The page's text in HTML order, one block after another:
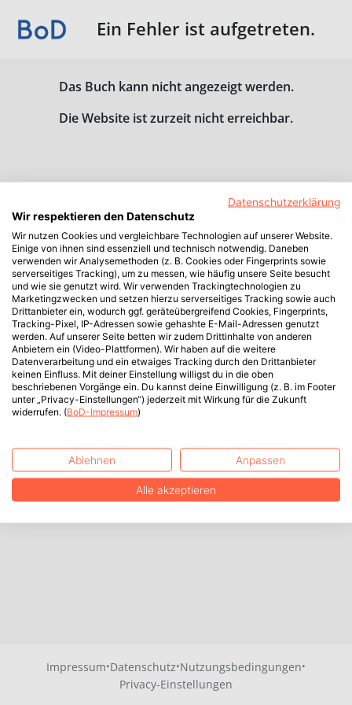
Ein Fehler ist aufgetreten.
Das Buch kann nicht angezeigt werden.
Die Website ist zurzeit nicht erreichbar.
Impressum·Datenschutz·Nutzungsbedingungen·
Privacy-Einstellungen
Datenschutzerklärung
Wir respektieren den Datenschutz
Wir nutzen Cookies und vergleichbare Technologien auf unserer Website.
Einige von ihnen sind essenziell und technisch notwendig. Daneben
verwenden wir Analysemethoden (z. B. Cookies oder Fingerprints sowie
serverseitiges Tracking), um zu messen, wie häufig unsere Seite besucht
und wie sie genutzt wird. Wir verwenden Trackingtechnologien zu
Marketingzwecken und setzen hierzu serverseitiges Tracking sowie auch
Drittanbieter ein, wodurch ggf. geräteübergreifend Cookies, Fingerprints,
Tracking-Pixel, IP-Adressen sowie gehashte E-Mail-Adressen genutzt
werden. Auf unserer Seite betten wir zudem Drittinhalte von anderen
Anbietern ein (Video-Plattformen). Wir haben auf die weitere
Datenverarbeitung und ein etwaiges Tracking durch den Drittanbieter
keinen Einfluss. Mit deiner Einstellung willigst du in die oben
beschriebenen Vorgänge ein. Du kannst deine Einwilligung (z. B. im Footer
unter „Privacy-Einstellungen“) jederzeit mit Wirkung für die Zukunft
widerrufen. (BoD-Impressum)
Ablehnen Anpassen
Alle akzeptieren